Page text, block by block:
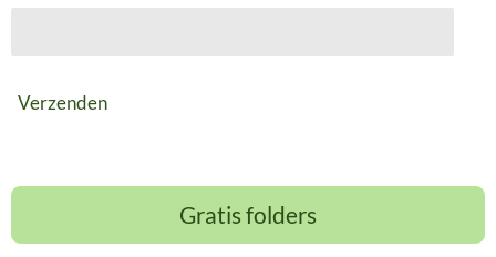
Verzenden
Gratis folders